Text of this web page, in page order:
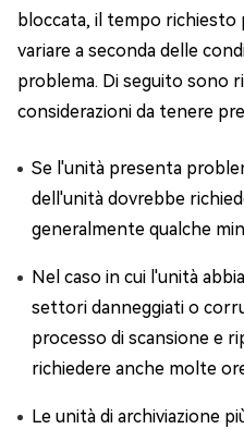
bloccata, il tempo
variare a seconda delle
problema. Di seguito sono
considerazioni da tenere
Se l'unità presenta
dell'unità dovrebbe
generalmente qualche
Nel caso in cui l'unità
settori danneggiati o
processo di scansione e
richiedere anche molte
Le unità di archiviazione